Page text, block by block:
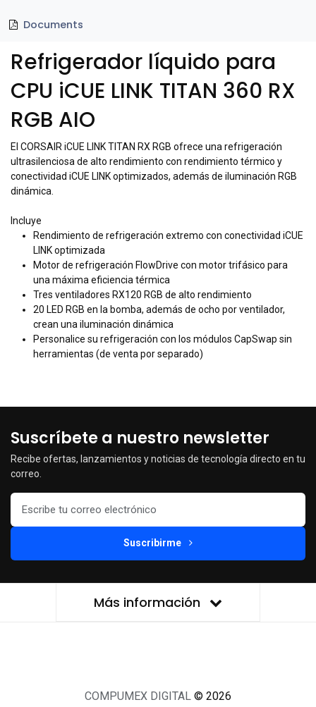
Documents
Refrigerador líquido para
CPU iCUE LINK TITAN 360 RX
RGB AIO
El CORSAIR iCUE LINK TITAN RX RGB ofrece una refrigeración
ultrasilenciosa de alto rendimiento con rendimiento térmico y
conectividad iCUE LINK optimizados, además de iluminación RGB
dinámica.
Incluye
Rendimiento de refrigeración extremo con conectividad iCUE
LINK optimizada
Motor de refrigeración FlowDrive con motor trifásico para
una máxima eficiencia térmica
Tres ventiladores RX120 RGB de alto rendimiento
20 LED RGB en la bomba, además de ocho por ventilador,
crean una iluminación dinámica
Personalice su refrigeración con los módulos CapSwap sin
herramientas (de venta por separado)
Suscríbete a nuestro newsletter
Recibe ofertas, lanzamientos y noticias de tecnología directo en tu
correo.
Suscribirme
Más información
COMPUMEX DIGITAL © 2026